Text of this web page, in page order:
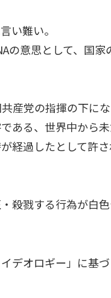
い難い。
の意思として、国
産党の指揮の下に
ある、世界中から
経過したとして許さ
殺戮する行為が白色
デオロギー」に基づ